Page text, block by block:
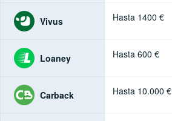
Vivus Hasta 1400 €
Loaney Hasta 600 €
Carback Hasta 10.000 €